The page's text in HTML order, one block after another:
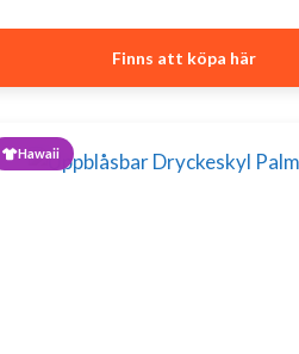
Finns att köpa här
Hawaii